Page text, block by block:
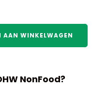
AAN WINKELWAGEN
NonFood?